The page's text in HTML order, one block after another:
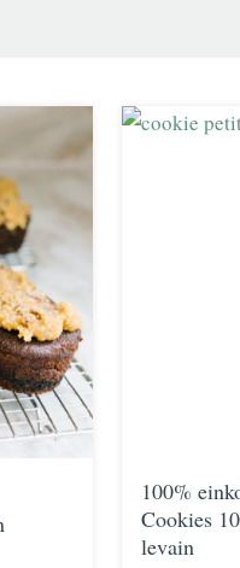
100%
Cookies
levain